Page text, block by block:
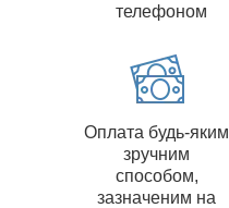
телефоном
Оплата будь-яким
зручним
способом,
зазначеним на